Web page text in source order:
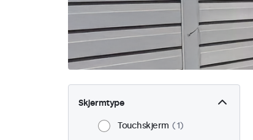
Skjermtype
Touchskjerm 1